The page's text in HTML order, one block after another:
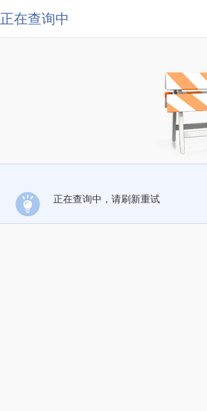
正在查询中
正在查询中，请刷新重试